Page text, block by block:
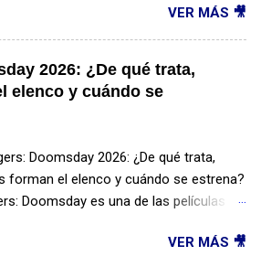
Protagonizada por Brad Pitt y dirigida por
esta producción promete combinar
drama y una emotiva historia de
entre un hombre y un perro en medio
salvaje. ¿De qué trata El
que sobrevive a un accidente de
en una remota región de Alaska. Lejos
ayuda y enfrentando temperaturas
deberá utilizar toda su experiencia
VER MÁS 🎥
2026: ¿De qué trata,
elenco y cuándo se
Doomsday 2026: ¿De qué trata,
forman el elenco y cuándo se estrena?
Doomsday es una de las películas
VER MÁS 🎥